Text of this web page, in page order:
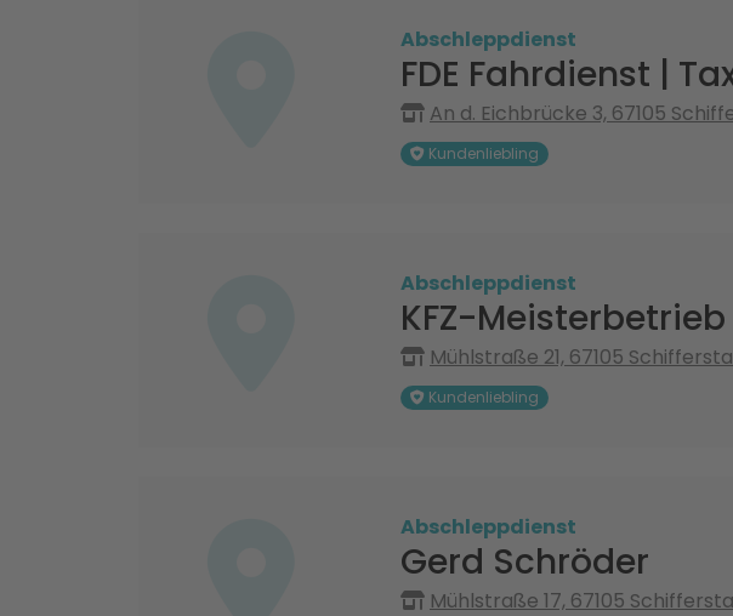
Abschleppdienst
FDE Fahrdienst |
An d. Eichbrücke 3, 67105
Kundenliebling
Abschleppdienst
KFZ-
Mühlstraße 21, 67105
Kundenliebling
Abschleppdienst
Gerd Schröder
Mühlstraße 17, 67105